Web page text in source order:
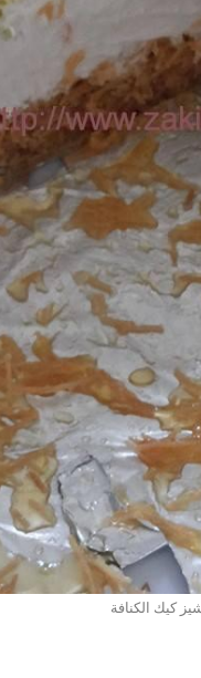
كيك الكنافة